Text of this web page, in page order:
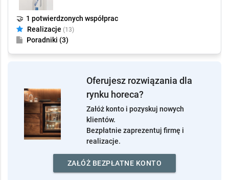
🤝 1 potwierdzonych współprac
Oferujesz rozwiązania dla
rynku horeca?
Załóż konto i pozyskuj nowych
klientów.
realizacje.